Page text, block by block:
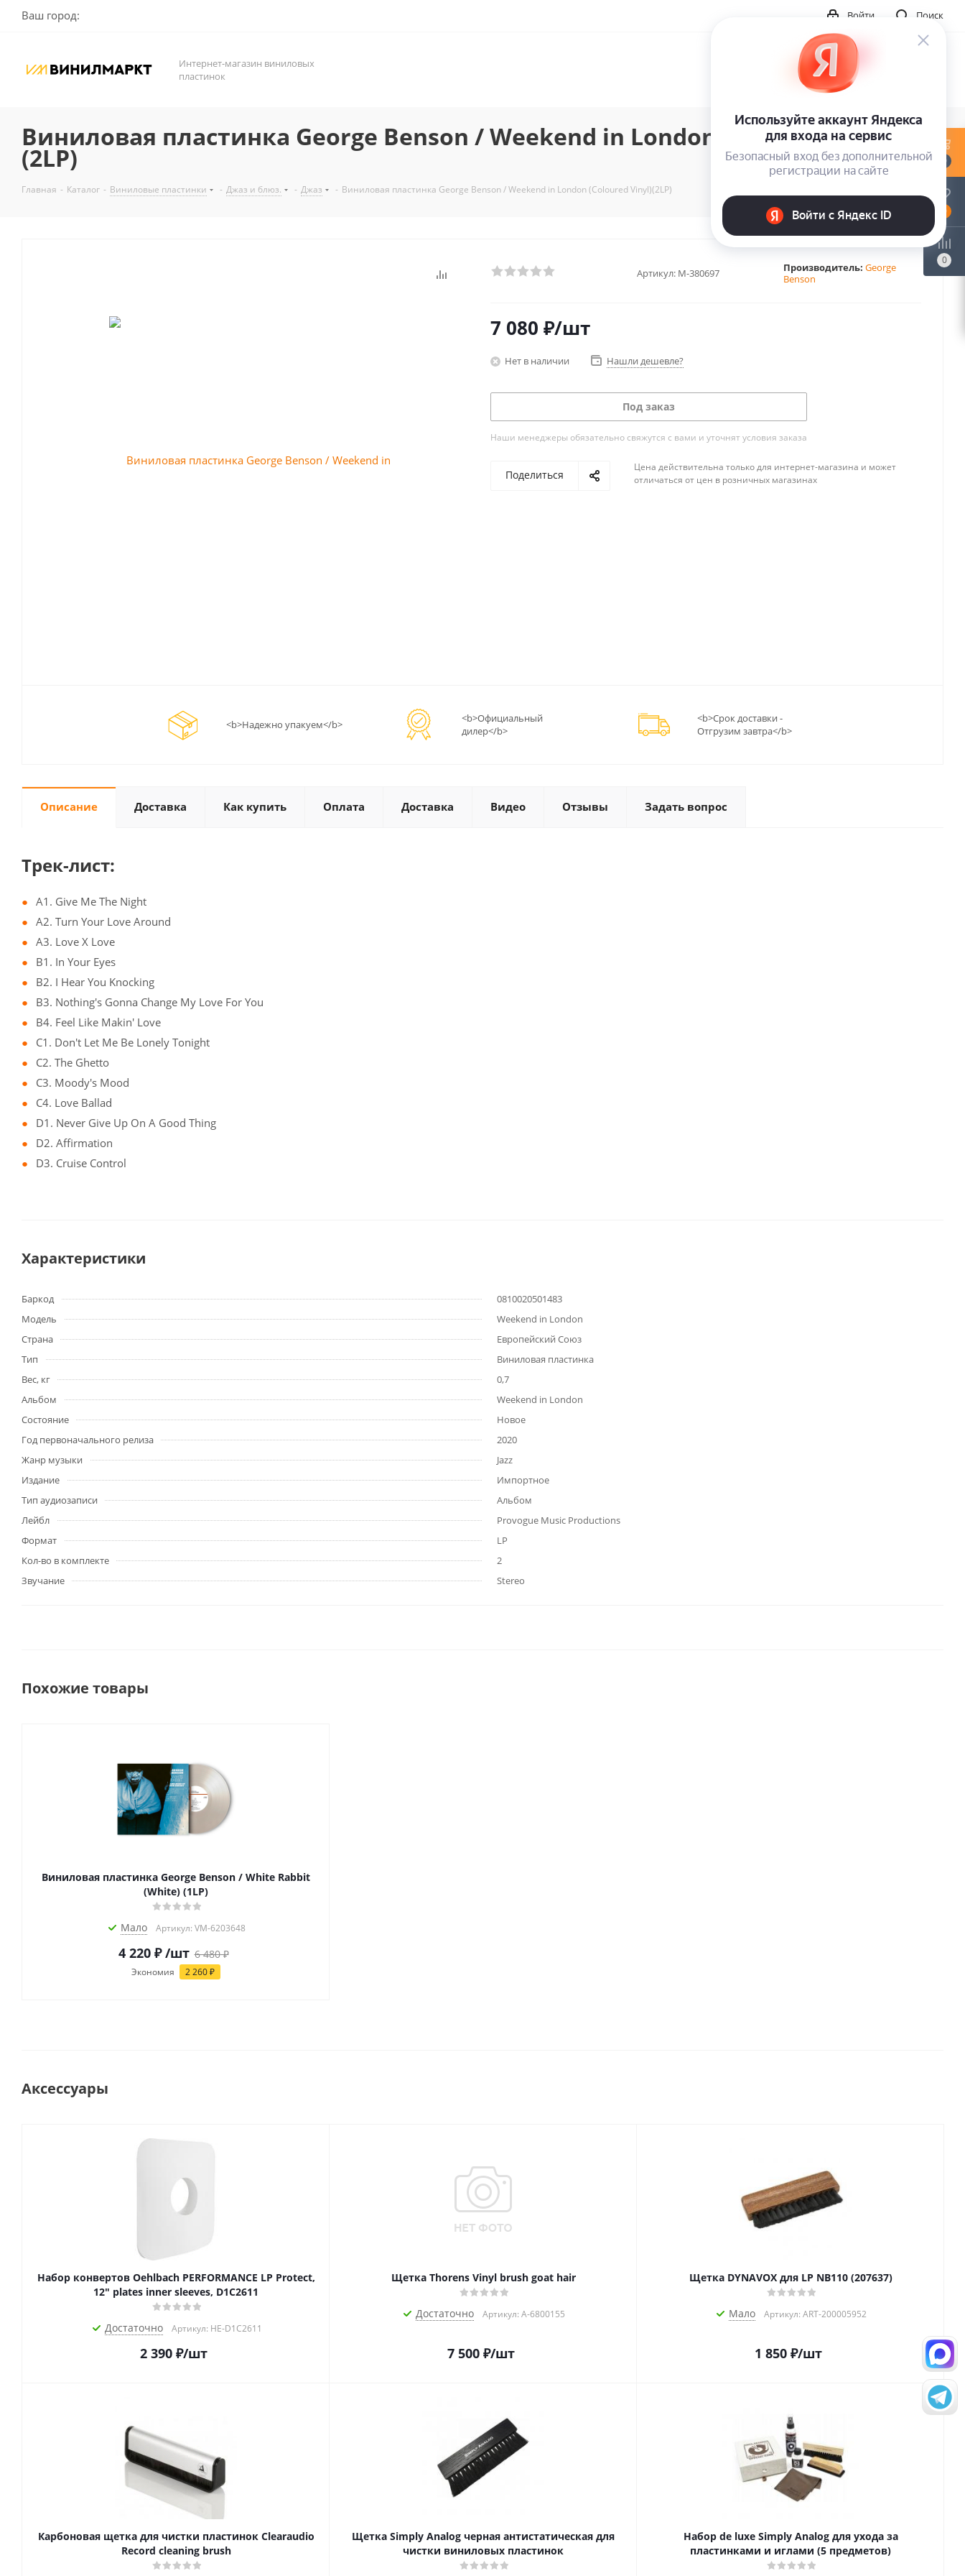
Ваш город: Поиск
Войти
Интернет-магазин виниловых
пластинок
Виниловая пластинка George Benson / Weekend in London (Coloured Vinyl)
(2LP)
Главная - Каталог - Виниловые пластинки - Джаз и блюз. - Джаз - Виниловая пластинка George Benson / Weekend in London (Coloured Vinyl)(2LP)
Артикул: M-380697 Производитель: George
Benson
7 080 ₽/шт
Нет в наличии Нашли дешевле?
Под заказ
Наши менеджеры обязательно свяжутся с вами и уточнят условия заказа
Поделиться
Цена действительна только для интернет-магазина и может
отличаться от цен в розничных магазинах
<b>Надежно упакуем</b>
<b>Официальный
дилер</b>
<b>Срок доставки -
Отгрузим завтра</b>
Описание Доставка Как купить Оплата Доставка Видео Отзывы Задать вопрос
Трек-лист:
A1. Give Me The Night
A2. Turn Your Love Around
A3. Love X Love
B1. In Your Eyes
B2. I Hear You Knocking
B3. Nothing's Gonna Change My Love For You
B4. Feel Like Makin' Love
C1. Don't Let Me Be Lonely Tonight
C2. The Ghetto
C3. Moody's Mood
C4. Love Ballad
D1. Never Give Up On A Good Thing
D2. Affirmation
D3. Cruise Control
Характеристики
Баркод
0810020501483
Модель
Weekend in London
Страна
Европейский Союз
Тип
Виниловая пластинка
Вес, кг
0,7
Альбом
Weekend in London
Состояние
Новое
Год первоначального релиза
2020
Жанр музыки
Jazz
Издание
Импортное
Тип аудиозаписи
Альбом
Лейбл
Provogue Music Productions
Формат
LP
Кол-во в комплекте
2
Звучание
Stereo
Похожие товары
Виниловая пластинка George Benson / White Rabbit
(White) (1LP)
Мало Артикул: VM-6203648
4 220₽ /шт 6 480₽
Экономия 2 260₽
Аксессуары
Набор конвертов Oehlbach PERFORMANCE LP Protect,
12" plates inner sleeves, D1C2611
Достаточно Артикул: HE-D1C2611
2 390₽/шт
Щетка Thorens Vinyl brush goat hair
Достаточно Артикул: A-6800155
7 500₽/шт
Щетка DYNAVOX для LP NB110 (207637)
Мало Артикул: ART-200005952
1 850₽/шт
Карбоновая щетка для чистки пластинок Clearaudio
Record cleaning brush
Щетка Simply Analog черная антистатическая для
чистки виниловых пластинок
Набор de luxe Simply Analog для ухода за
пластинками и иглами (5 предметов)
0
0
0